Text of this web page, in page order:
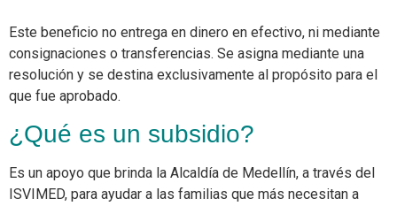
OPV-JVC
Contraste
Centro de relevo
Más Información sobre Accesibilidad
Este beneficio no entrega en dinero en efectivo, ni mediante
consignaciones o transferencias. Se asigna mediante una
resolución y se destina exclusivamente al propósito para el
que fue aprobado.
¿Qué es un subsidio?
Es un apoyo que brinda la Alcaldía de Medellín, a través del
ISVIMED, para ayudar a las familias que más necesitan a